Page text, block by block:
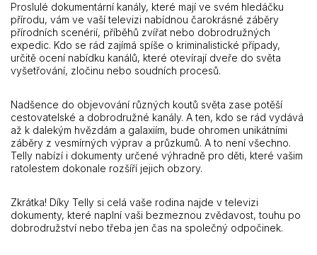
Proslulé dokumentární kanály, které mají ve svém hledáčku
přírodu, vám ve vaší televizi nabídnou čarokrásné záběry
přírodních scenérií, příběhů zvířat nebo dobrodružných
expedic. Kdo se rád zajímá spíše o kriminalistické případy,
určitě ocení nabídku kanálů, které otevírají dveře do světa
vyšetřování, zločinu nebo soudních procesů.
Nadšence do objevování různých koutů světa zase potěší
cestovatelské a dobrodružné kanály. A ten, kdo se rád vydává
až k dalekým hvězdám a galaxiím, bude ohromen unikátními
záběry z vesmírných výprav a průzkumů. A to není všechno.
Telly nabízí i dokumenty určené výhradně pro děti, které vašim
ratolestem dokonale rozšíří jejich obzory.
Zkrátka! Díky Telly si celá vaše rodina najde v televizi
dokumenty, které naplní vaši bezmeznou zvědavost, touhu po
dobrodružství nebo třeba jen čas na společný odpočinek.